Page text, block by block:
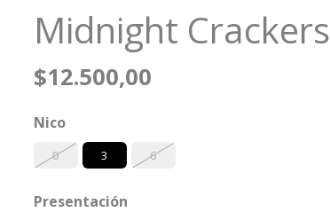
Midnight Crackers
$12.500,00
Nico
0 3 6
Presentación